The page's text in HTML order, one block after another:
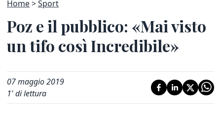
Home Sport
Poz e il pubblico: «Mai visto
un tifo così Incredibile»
07 maggio 2019
1' di lettura